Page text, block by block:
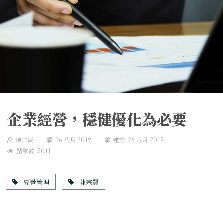
企業經營，穩健優化為必要
陳宗賢 26 八月 2019
建立: 26 八月 2019
點擊數: 5011
經營管理 陳宗賢